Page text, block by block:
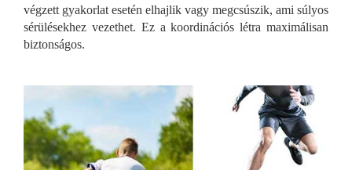
végzett gyakorlat esetén elhajlik vagy megcsúszik, ami súlyos
sérülésekhez vezethet. Ez a koordinációs létra maximálisan
biztonságos.